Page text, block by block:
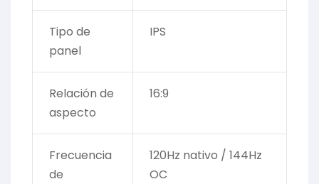
Tipo de
panel
IPS
Relación de
aspecto
16:9
Frecuencia
de
120Hz nativo / 144Hz
OC